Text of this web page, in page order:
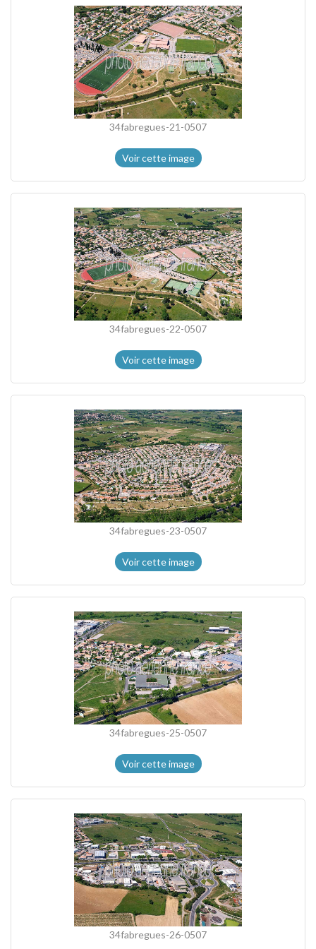
34fabregues-21-0507
Voir cette image
34fabregues-22-0507
Voir cette image
34fabregues-23-0507
Voir cette image
34fabregues-25-0507
Voir cette image
34fabregues-26-0507